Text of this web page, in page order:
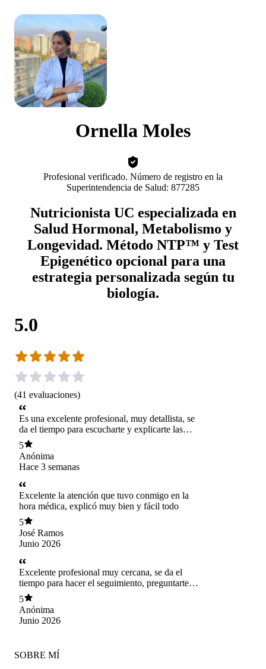
Ornella Moles
Profesional verificado. Número de registro en la
Superintendencia de Salud: 877285
Nutricionista UC especializada en
Salud Hormonal, Metabolismo y
Longevidad. Método NTP™ y Test
Epigenético opcional para una
estrategia personalizada según tu
biología.
5.0
(41 evaluaciones)
Es una excelente profesional, muy detallista, se
da el tiempo para escucharte y explicarte las
cosas.
5
Anónima
Hace 3 semanas
Excelente la atención que tuvo conmigo en la
hora médica, explicó muy bien y fácil todo
5
José Ramos
Junio 2026
Excelente profesional muy cercana, se da el
tiempo para hacer el seguimiento, preguntarte
cómo vas y eso es súper importante porque uno
se siente acompañada
5
Anónima
Junio 2026
SOBRE MÍ